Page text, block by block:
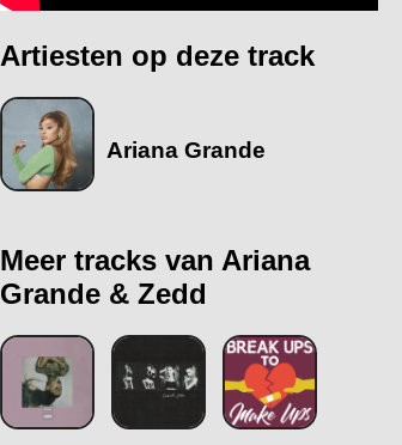
Artiesten op deze track
Ariana Grande
Meer tracks van Ariana
Grande & Zedd